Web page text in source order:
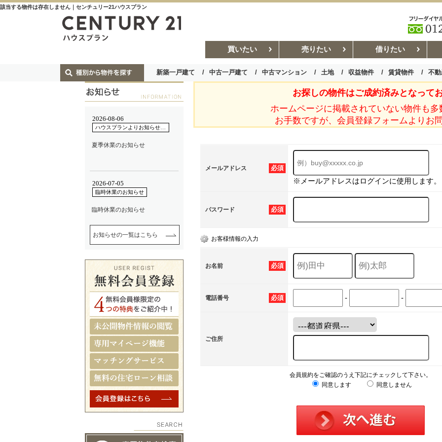
該当する物件は存在しません｜センチュリー21ハウスプラン
買いたい 売りたい 借りたい
新築一戸建て 中古一戸建て 中古マンション 土地 収益物件 賃貸物件 不
お部屋探しコラム 賃貸管理コ
お探しの物件はご成約済みとなってお
ホームページに掲載されていない物件も多
お手数ですが、会員登録フォームよりお
必須
メールアドレス
※メールアドレスはログインに使用します。
必須
パスワード
お客様情報の入力
必須
お名前
必須
電話番号 - -
ご住所
会員規約をご確認のうえ下記にチェックして下さい。
同意します
同意しません
お知らせの一覧はこちら